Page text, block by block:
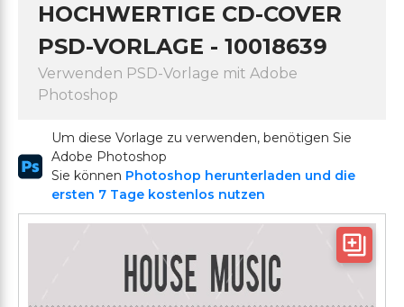
HOCHWERTIGE CD-COVER
PSD-VORLAGE - 10018639
Verwenden PSD-Vorlage mit Adobe
Photoshop
Um diese Vorlage zu verwenden, benötigen Sie
Adobe Photoshop
Sie können Photoshop herunterladen und die
ersten 7 Tage kostenlos nutzen